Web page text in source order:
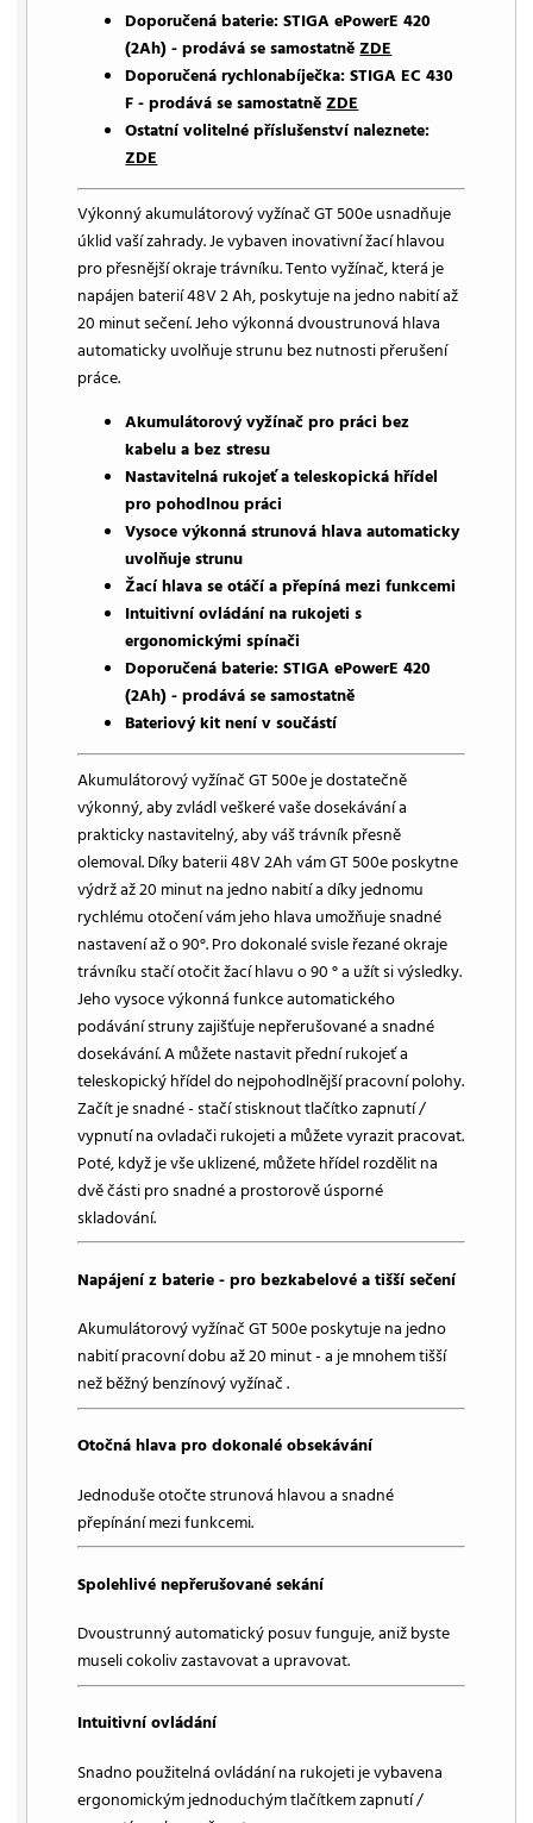
Doporučená baterie: STIGA ePowerE 420
(2Ah) - prodává se samostatněZDE
Doporučená rychlonabíječka: STIGA EC 430
F - prodává se samostatněZDE
Ostatní volitelné příslušenství naleznete:
ZDE
Výkonný akumulátorový vyžínač GT 500e usnadňuje
úklid vaší zahrady. Je vybaven inovativní žací hlavou
pro přesnější okraje trávníku. Tento vyžínač, která je
napájen baterií 48V 2 Ah, poskytuje na jedno nabití až
20 minut sečení. Jeho výkonná dvoustrunová hlava
automaticky uvolňuje strunu bez nutnosti přerušení
práce.
Akumulátorový vyžínač pro práci bez
kabelu a bez stresu
Nastavitelná rukojeť a teleskopická hřídel
pro pohodlnou práci
Vysoce výkonná strunová hlava automaticky
uvolňuje strunu
Žací hlava se otáčí a přepíná mezi funkcemi
Intuitivní ovládání na rukojeti s
ergonomickými spínači
Doporučená baterie: STIGA ePowerE 420
(2Ah) - prodává se samostatně
Bateriový kit není v součástí
Akumulátorový vyžínač GT 500e je dostatečně
výkonný, aby zvládl veškeré vaše dosekávání a
prakticky nastavitelný, aby váš trávník přesně
olemoval. Díky baterii 48V 2Ah vám GT 500e poskytne
výdrž až 20 minut na jedno nabití a díky jednomu
rychlému otočení vám jeho hlava umožňuje snadné
nastavení až o 90°. Pro dokonalé svisle řezané okraje
trávníku stačí otočit žací hlavu o 90 ° a užít si výsledky.
Jeho vysoce výkonná funkce automatického
podávání struny zajišťuje nepřerušované a snadné
dosekávání. A můžete nastavit přední rukojeť a
teleskopický hřídel do nejpohodlnější pracovní polohy.
Začít je snadné - stačí stisknout tlačítko zapnutí /
vypnutí na ovladači rukojeti a můžete vyrazit pracovat.
Poté, když je vše uklizené, můžete hřídel rozdělit na
dvě části pro snadné a prostorově úsporné
skladování.
Napájení z baterie - pro bezkabelové a tišší sečení
Akumulátorový vyžínač GT 500e poskytuje na jedno
nabití pracovní dobu až 20 minut - a je mnohem tišší
než běžný benzínový vyžínač .
Otočná hlava pro dokonalé obsekávání
Jednoduše otočte strunová hlavou a snadné
přepínání mezi funkcemi.
Spolehlivé nepřerušované sekání
Dvoustrunný automatický posuv funguje, aniž byste
museli cokoliv zastavovat a upravovat.
Intuitivní ovládání
Snadno použitelná ovládání na rukojeti je vybavena
ergonomickým jednoduchým tlačítkem zapnutí /